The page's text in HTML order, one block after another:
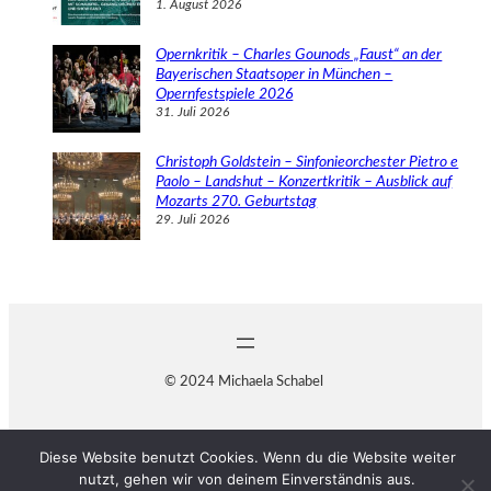
1. August 2026
Opernkritik – Charles Gounods „Faust“ an der
Bayerischen Staatsoper in München –
Opernfestspiele 2026
31. Juli 2026
Christoph Goldstein – Sinfonieorchester Pietro e
Paolo – Landshut – Konzertkritik – Ausblick auf
Mozarts 270. Geburtstag
29. Juli 2026
© 2024 Michaela Schabel
Diese Website benutzt Cookies. Wenn du die Website weiter
nutzt, gehen wir von deinem Einverständnis aus.